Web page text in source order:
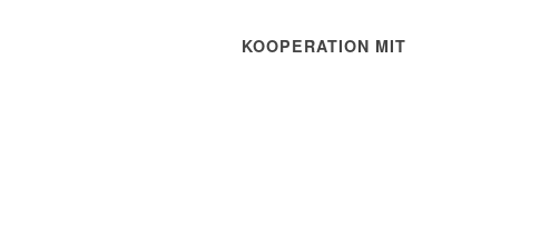
KOOPERATION MIT